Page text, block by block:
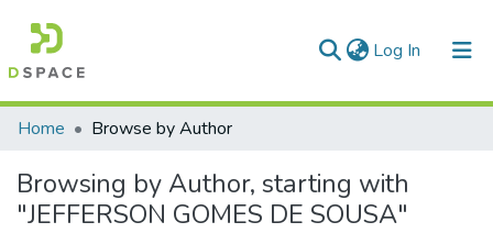
Log In (current)
Communities & Collections
All of DSpace
Home Browse by Author
Browsing by Author, starting with
"JEFFERSON GOMES DE SOUSA"